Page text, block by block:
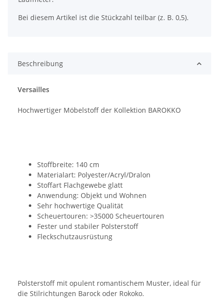
Bei diesem Artikel ist die Stückzahl teilbar (z. B. 0,5).
Beschreibung
Versailles
Hochwertiger Möbelstoff der Kollektion BAROKKO
Stoffbreite: 140 cm
Materialart: Polyester/Acryl/Dralon
Stoffart Flachgewebe glatt
Anwendung: Objekt und Wohnen
Sehr hochwertige Qualität
Scheuertouren: >35000 Scheuertouren
Fester und stabiler Polsterstoff
Fleckschutzausrüstung
Polsterstoff mit opulent romantischem Muster, ideal für
die Stilrichtungen Barock oder Rokoko.